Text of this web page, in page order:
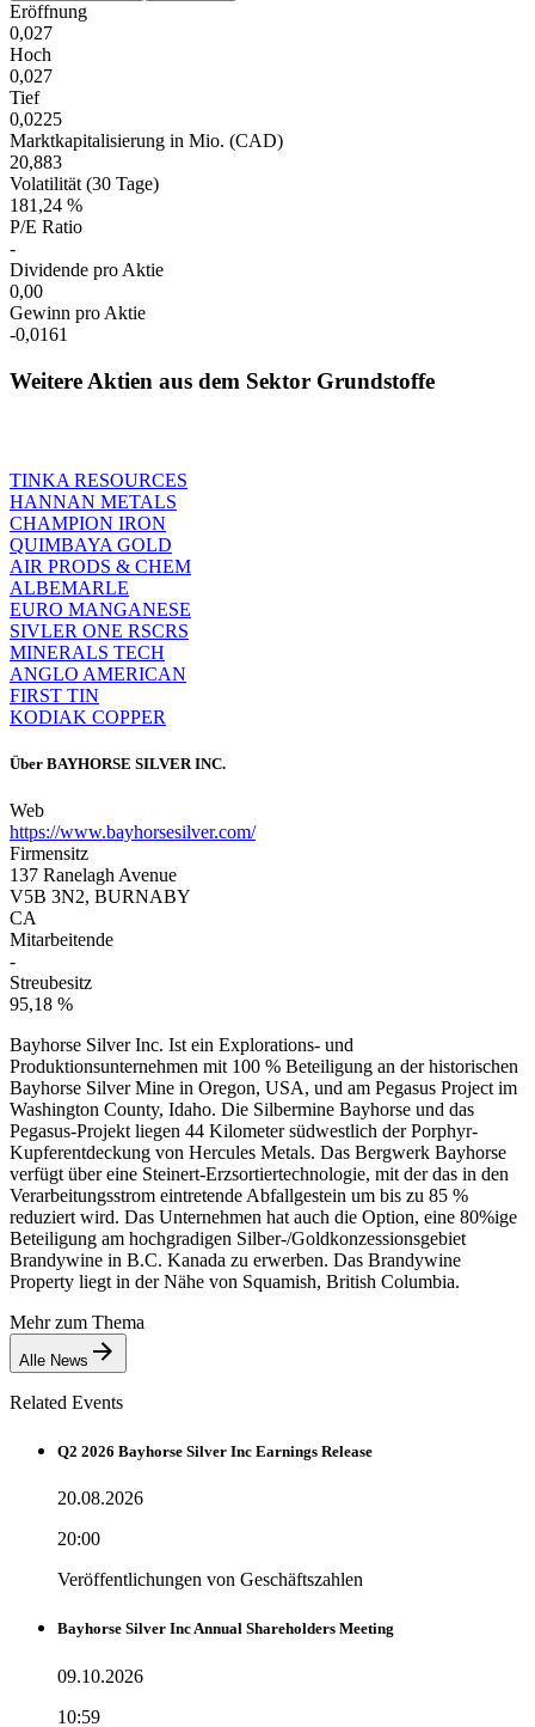
Eröffnung
0,027
Hoch
0,027
Tief
0,0225
Marktkapitalisierung in Mio. (CAD)
20,883
Volatilität (30 Tage)
181,24 %
P/E Ratio
-
Dividende pro Aktie
0,00
Gewinn pro Aktie
-0,0161
Weitere Aktien aus dem Sektor Grundstoffe
TINKA RESOURCES
HANNAN METALS
CHAMPION IRON
QUIMBAYA GOLD
AIR PRODS & CHEM
ALBEMARLE
EURO MANGANESE
SIVLER ONE RSCRS
MINERALS TECH
ANGLO AMERICAN
FIRST TIN
KODIAK COPPER
Über BAYHORSE SILVER INC.
Web
https://www.bayhorsesilver.com/
Firmensitz
137 Ranelagh Avenue
V5B 3N2, BURNABY
CA
Mitarbeitende
-
Streubesitz
95,18 %
Bayhorse Silver Inc. Ist ein Explorations- und
Produktionsunternehmen mit 100 % Beteiligung an der historischen
Bayhorse Silver Mine in Oregon, USA, und am Pegasus Project im
Washington County, Idaho. Die Silbermine Bayhorse und das
Pegasus-Projekt liegen 44 Kilometer südwestlich der Porphyr-
Kupferentdeckung von Hercules Metals. Das Bergwerk Bayhorse
verfügt über eine Steinert-Erzsortiertechnologie, mit der das in den
Verarbeitungsstrom eintretende Abfallgestein um bis zu 85 %
reduziert wird. Das Unternehmen hat auch die Option, eine 80%ige
Beteiligung am hochgradigen Silber-/Goldkonzessionsgebiet
Brandywine in B.C. Kanada zu erwerben. Das Brandywine
Property liegt in der Nähe von Squamish, British Columbia.
Mehr zum Thema
Alle News
Related Events
Q2 2026 Bayhorse Silver Inc Earnings Release
20.08.2026
20:00
Veröffentlichungen von Geschäftszahlen
Bayhorse Silver Inc Annual Shareholders Meeting
09.10.2026
10:59